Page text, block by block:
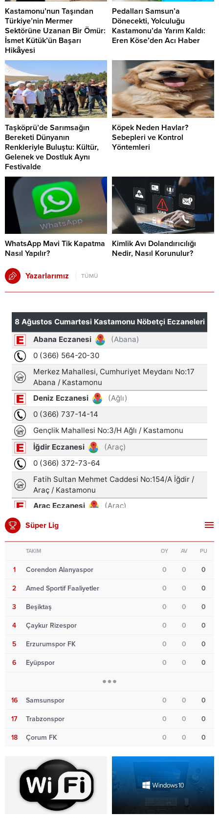
Kastamonu’nun Taşından
Türkiye’nin Mermer
Sektörüne Uzanan Bir Ömür:
İsmet Kütük’ün Başarı
Hikâyesi
Pedalları Samsun’a
Dönecekti, Yolculuğu
Kastamonu’da Yarım Kaldı:
Eren Köse’den Acı Haber
Taşköprü’de Sarımsağın
Bereketi Dünyanın
Renkleriyle Buluştu: Kültür,
Gelenek ve Dostluk Aynı
Festivalde
Köpek Neden Havlar?
Sebepleri ve Kontrol
Yöntemleri
WhatsApp Mavi Tik Kapatma
Nasıl Yapılır?
Kimlik Avı Dolandırıcılığı
Nedir, Nasıl Korunulur?
Yazarlarımız TÜMÜ
Süper Lig
TAKIM OY AV PU
1 Corendon Alanyaspor 0 0 0
2 Amed Sportif Faaliyetler 0 0 0
3 Beşiktaş 0 0 0
4 Çaykur Rizespor 0 0 0
5 Erzurumspor FK 0 0 0
6 Eyüpspor 0 0 0
16 Samsunspor 0 0 0
17 Trabzonspor 0 0 0
18 Çorum FK 0 0 0